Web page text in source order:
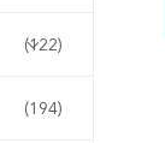
(122)
(194)